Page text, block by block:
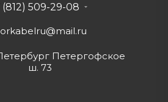
(812) 509-29-08
@mail.ru
Петергофское
ш. 73